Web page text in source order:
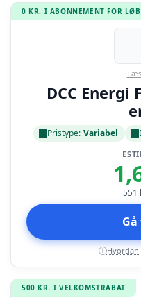
0 KR. I ABONNEMENT FOR
DCC Energi
Pristype: Variabel
551
i Hvordan
500 KR. I VELKOMSTRABAT